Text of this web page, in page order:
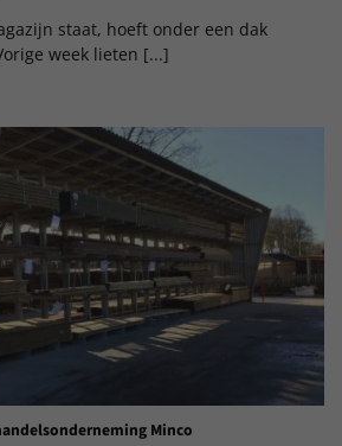
staat, hoeft onder een dak
week lieten [...]
Minco